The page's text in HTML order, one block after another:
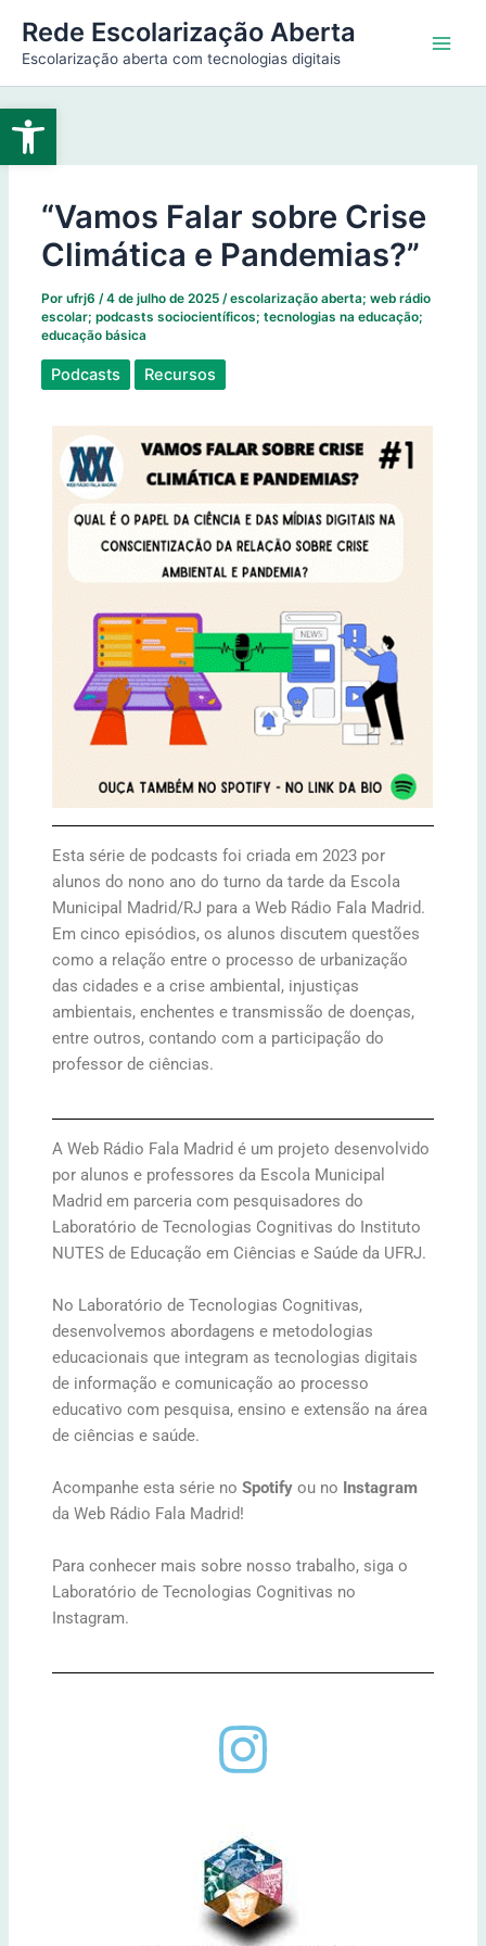
Abrir a barra de ferramentas
para
conteúdo
Rede Escolarização Aberta
Escolarização aberta com tecnologias digitais
“Vamos Falar sobre Crise
Climática e Pandemias?”
Por ufrj6 /4 de julho de 2025 /escolarização aberta; web rádio
escolar; podcasts sociocientíficos; tecnologias na educação;
educação básica
Podcasts Recursos
Esta série de podcasts foi criada em 2023 por
alunos do nono ano do turno da tarde da Escola
Municipal Madrid/RJ para a Web Rádio Fala Madrid.
Em cinco episódios, os alunos discutem questões
como a relação entre o processo de urbanização
das cidades e a crise ambiental, injustiças
ambientais, enchentes e transmissão de doenças,
entre outros, contando com a participação do
professor de ciências.
A Web Rádio Fala Madrid é um projeto desenvolvido
por alunos e professores da Escola Municipal
Madrid em parceria com pesquisadores do
Laboratório de Tecnologias Cognitivas do Instituto
NUTES de Educação em Ciências e Saúde da UFRJ.
No Laboratório de Tecnologias Cognitivas,
desenvolvemos abordagens e metodologias
educacionais que integram as tecnologias digitais
de informação e comunicação ao processo
educativo com pesquisa, ensino e extensão na área
de ciências e saúde.
Acompanhe esta série no Spotifyou no Instagram
da Web Rádio Fala Madrid!
Para conhecer mais sobre nosso trabalho, siga o
Laboratório de Tecnologias Cognitivas no
Instagram.